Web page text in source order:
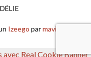
Izeego parmavisibilite.fr
Real Cookie Banner